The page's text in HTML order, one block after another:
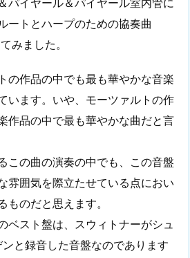
ートとハープのための協奏曲
みました。
の作品の中でも最も華やかな音楽
います。いや、モーツァルトの作
作品の中で最も華やかな曲だと言
この曲の演奏の中でも、この音盤
雰囲気を際立たせている点におい
ものだと思えます。
ベスト盤は、スウィトナーがシュ
と録音した音盤なのであります